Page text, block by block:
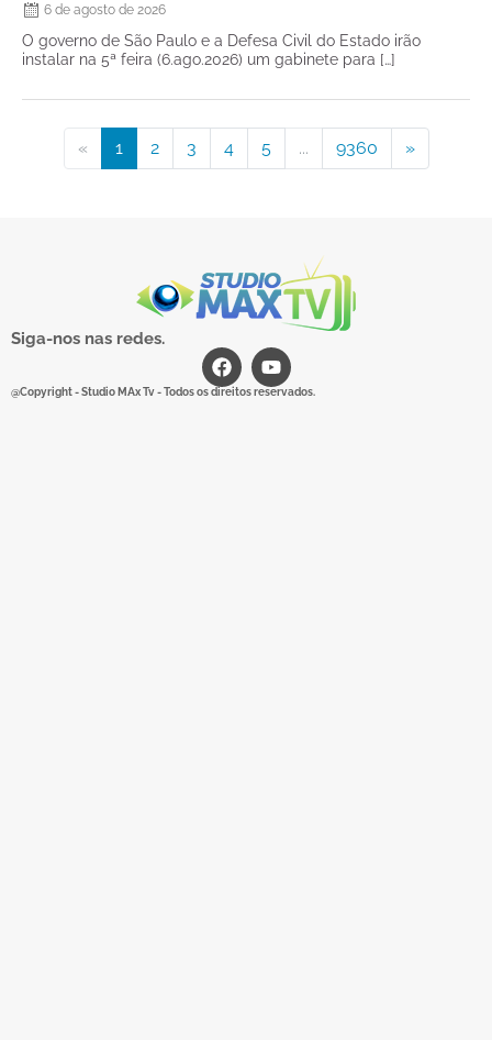
6 de agosto de 2026
O governo de São Paulo e a Defesa Civil do Estado irão
instalar na 5ª feira (6.ago.2026) um gabinete para […]
« 1 2 3 4 5 ... 9360 »
Siga-nos nas redes.
@Copyright - Studio MAx Tv - Todos os direitos reservados.